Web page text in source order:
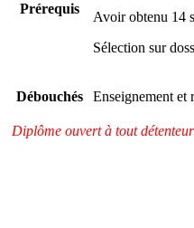
Prérequis
Avoir obtenu 14
Sélection sur
Débouchés Enseignement et
Diplôme ouvert à tout